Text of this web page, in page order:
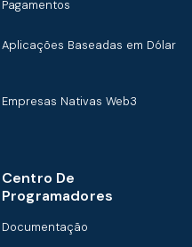
Pagamentos
Aplicações Baseadas em Dólar
Empresas Nativas Web3
Centro De
Programadores
Documentação